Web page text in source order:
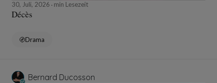
30, Juli, 2026 min Lesezeit
Décès
Drama
Bernard Ducosson